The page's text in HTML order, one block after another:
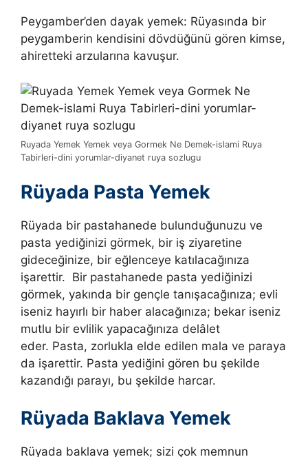
Peygamber’den dayak yemek: Rüyasında bir
peygamberin kendisini dövdüğünü gören kimse,
ahiretteki arzularına kavuşur.
Ruyada Yemek Yemek veya Gormek Ne Demek-islami Ruya
Tabirleri-dini yorumlar-diyanet ruya sozlugu
Rüyada Pasta Yemek
Rüyada bir pastahanede bulunduğunuzu ve
pasta yediğinizi görmek, bir iş ziyaretine
gideceğinize, bir eğlenceye katılacağınıza
işarettir. Bir pastahanede pasta yediğinizi
görmek, yakında bir gençle tanışacağınıza; evli
iseniz hayırlı bir haber alacağınıza; bekar iseniz
mutlu bir evlilik yapacağınıza delâlet
eder. Pasta, zorlukla elde edilen mala ve paraya
da işarettir. Pasta yediğini gören bu şekilde
kazandığı parayı, bu şekilde harcar.
Rüyada Baklava Yemek
Rüyada baklava yemek; sizi çok memnun